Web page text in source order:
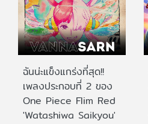
ฉันน่ะแข็งแกร่งที่สุด!!
เพลงประกอบที่ 2 ของ
One Piece Flim Red
'Watashiwa Saikyou'